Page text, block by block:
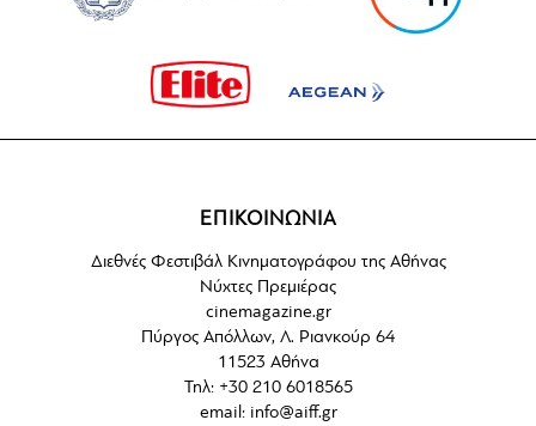
ΕΠΙΚΟΙΝΩΝΙΑ
Διεθνές Φεστιβάλ Κινηματογράφου της Αθήνας
Νύχτες Πρεμιέρας
cinemagazine.gr
Πύργος Απόλλων, Λ. Ριανκούρ 64
11523 Αθήνα
Τηλ: +30 210 6018565
email: info@aiff.gr